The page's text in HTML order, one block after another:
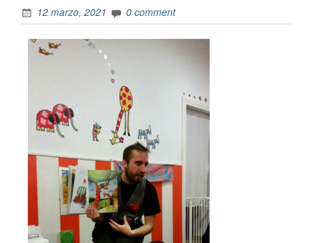
12 marzo, 2021 0 comment